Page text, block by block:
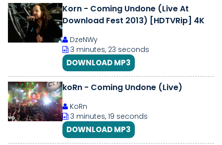
Korn - Coming Undone (Live At
Download Fest 2013) [HDTVRip] 4K
DzeNWy
3 minutes, 23 seconds
DOWNLOAD MP3
koRn - Coming Undone (Live)
KoRn
3 minutes, 19 seconds
DOWNLOAD MP3